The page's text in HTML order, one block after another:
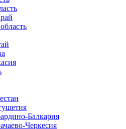
Балкария
Черкесия